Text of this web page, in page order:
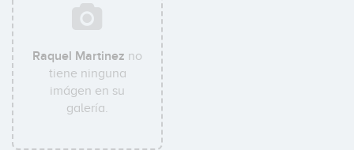
Raquel Martinez no
tiene ninguna
imágen en su
galería.